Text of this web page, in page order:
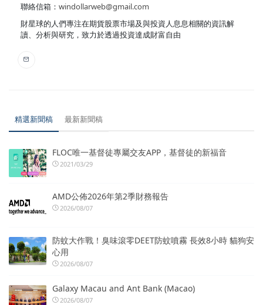
聯絡信箱： windollarweb@gmail.com
財星球的人們專注在期貨股票市場及與投資人息息相關的資訊解
讀、分析與研究，致力於透過投資達成財富自由
精選新聞稿 最新新聞稿
FLOC唯一基督徒專屬交友APP，基督徒的新福音
2021/03/29
AMD公佈2026年第2季財務報告
2026/08/07
防蚊大作戰！臭味滾零DEET防蚊噴霧 長效8小時 貓狗安
心用
2026/08/07
Galaxy Macau and Ant Bank (Macao)
2026/08/07